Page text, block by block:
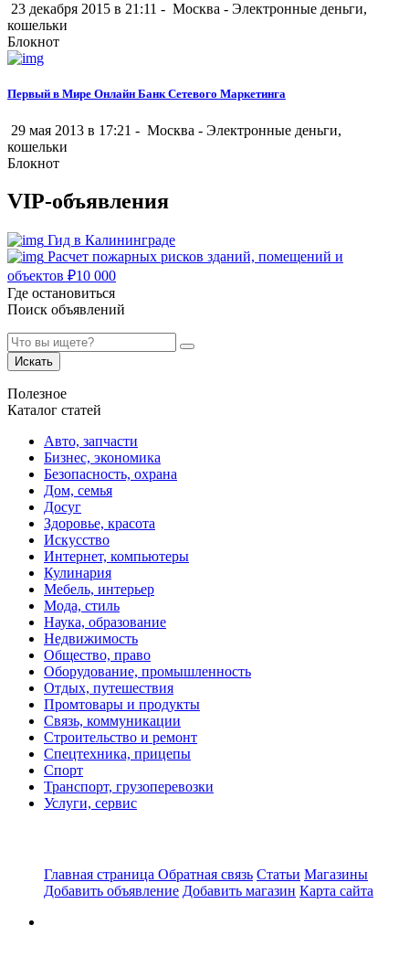
23 декабря 2015 в 21:11 - Москва - Электронные деньги,
кошельки
Блокнот
Первый в Мире Онлайн Банк Сетевого Маркетинга
29 мая 2013 в 17:21 - Москва - Электронные деньги,
кошельки
Блокнот
VIP-объявления
Гид в Калининграде
Расчет пожарных рисков зданий, помещений и
объектов ₽10 000
Где остановиться
Поиск объявлений
Искать
Полезное
Каталог статей
Авто, запчасти
Бизнес, экономика
Безопасность, охрана
Дом, семья
Досуг
Здоровье, красота
Искусство
Интернет, компьютеры
Кулинария
Мебель, интерьер
Мода, стиль
Наука, образование
Недвижимость
Общество, право
Оборудование, промышленность
Отдых, путешествия
Промтовары и продукты
Связь, коммуникации
Строительство и ремонт
Спецтехника, прицепы
Спорт
Транспорт, грузоперевозки
Услуги, сервис
Главная страница Обратная связь Статьи Магазины
Добавить объявление Добавить магазин Карта сайта